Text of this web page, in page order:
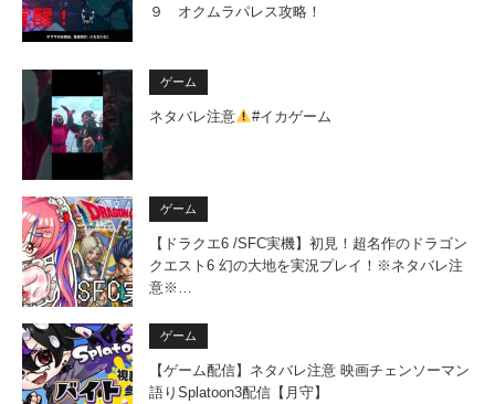
９ オクムラパレス攻略！
ゲーム
ネタバレ注意 #イカゲーム
ゲーム
【ドラクエ6 /SFC実機】初見！超名作のドラゴン
クエスト6 幻の大地を実況プレイ！※ネタバレ注
意※…
ゲーム
【ゲーム配信】ネタバレ注意 映画チェンソーマン
語りSplatoon3配信【月守】